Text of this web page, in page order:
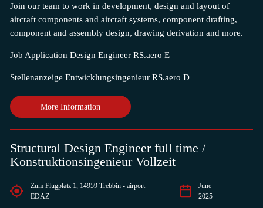
Join our team to work in development, design and layout of
aircraft components and aircraft systems, component drafting,
component and assembly design, drawing derivation and more.
Job Application Design Engineer RS.aero E
Stellenanzeige Entwicklungsingenieur RS.aero D
More Information
Structural Design Engineer full time /
Konstruktionsingenieur Vollzeit
Zum Flugplatz 1, 14959 Trebbin - airport
EDAZ
June
2025